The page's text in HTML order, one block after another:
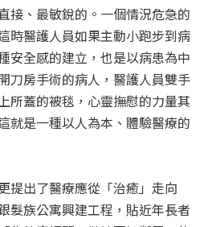
接、最敏銳的。一個情況危急的
時醫護人員如果主動小跑步到病
安全感的建立，也是以病患為中
刀房手術的病人，醫護人員雙手
所蓋的被毯，心靈撫慰的力量其
就是一種以人為本、體驗醫療的
提出了醫療應從「治癒」走向
髮族公寓興建工程，貼近年長者